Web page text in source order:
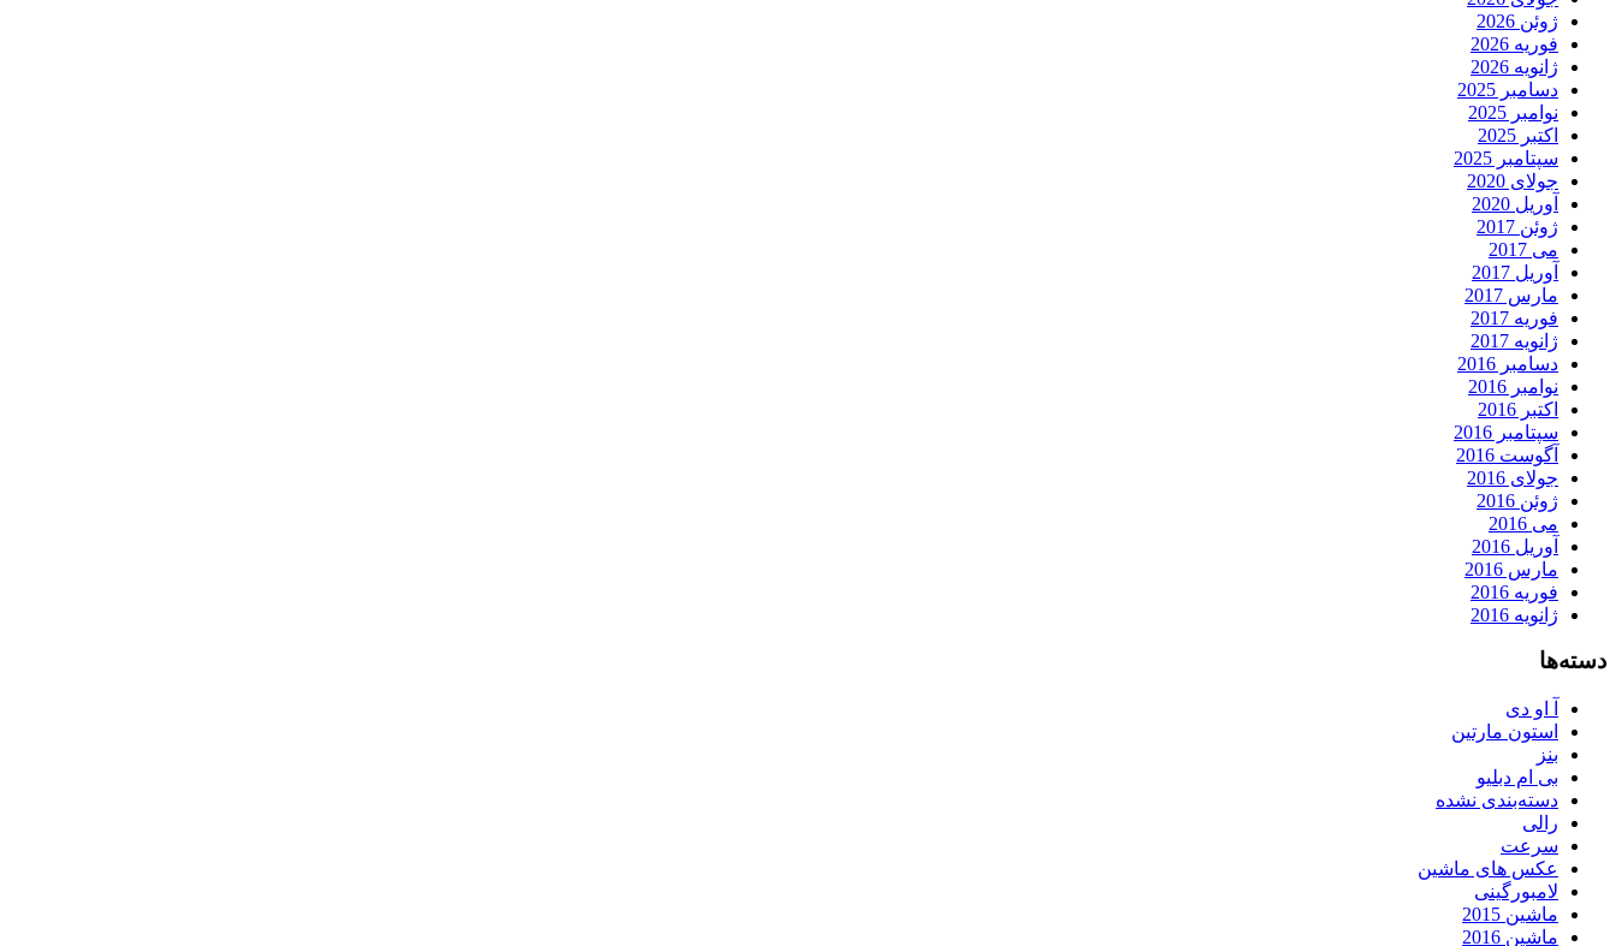
ژوئن 2026
فوریه 2026
ژانویه 2026
دسامبر 2025
نوامبر 2025
اکتبر 2025
سپتامبر 2025
جولای 2020
آوریل 2020
ژوئن 2017
می 2017
آوریل 2017
مارس 2017
فوریه 2017
ژانویه 2017
دسامبر 2016
نوامبر 2016
اکتبر 2016
سپتامبر 2016
آگوست 2016
جولای 2016
ژوئن 2016
می 2016
آوریل 2016
مارس 2016
فوریه 2016
ژانویه 2016
دسته‌ها
آ او دی
استون مارتین
بنز
بی ام دبلیو
دسته‌بندی نشده
رالی
سرعت
عکس های ماشین
لامبورگینی
ماشین 2015
ماشین 2016